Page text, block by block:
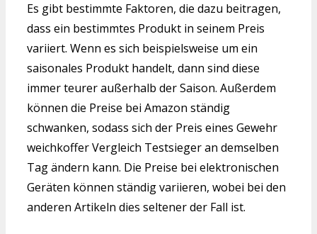
Es gibt bestimmte Faktoren, die dazu beitragen,
dass ein bestimmtes Produkt in seinem Preis
variiert. Wenn es sich beispielsweise um ein
saisonales Produkt handelt, dann sind diese
immer teurer außerhalb der Saison. Außerdem
können die Preise bei Amazon ständig
schwanken, sodass sich der Preis eines Gewehr
weichkoffer Vergleich Testsieger an demselben
Tag ändern kann. Die Preise bei elektronischen
Geräten können ständig variieren, wobei bei den
anderen Artikeln dies seltener der Fall ist.